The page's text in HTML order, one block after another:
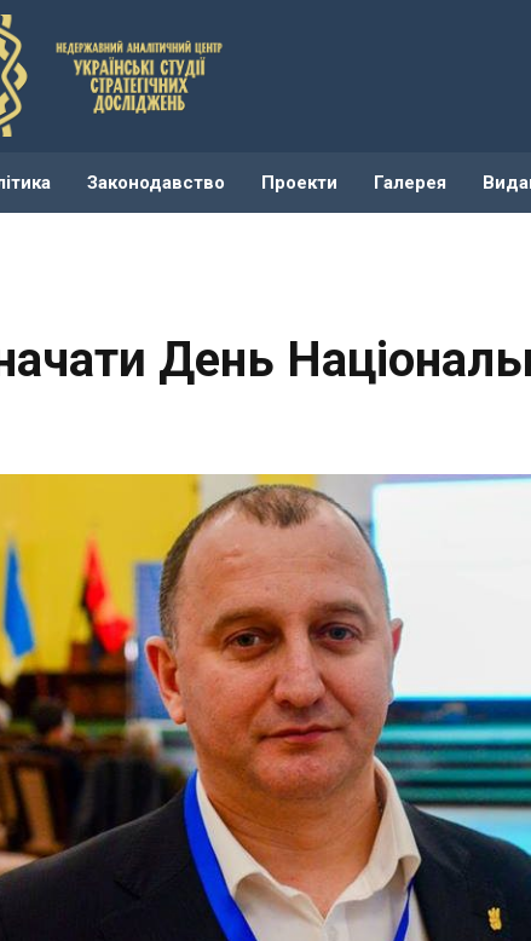
Законодавство Проекти Галерея
День